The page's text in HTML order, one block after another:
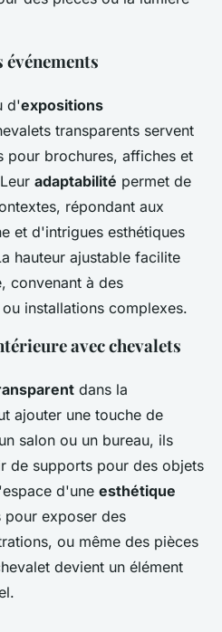
d'expositions
transparents servent
pour brochures, affiches et
adaptabilité permet de
répondant aux
et d'intrigues esthétiques
hauteur ajustable facilite
convenant à des
installations complexes.
avec chevalets
dans la
ajouter une touche de
salon ou un bureau, ils
de supports pour des objets
d'une esthétique
pour exposer des
ou même des pièces
devient un élément